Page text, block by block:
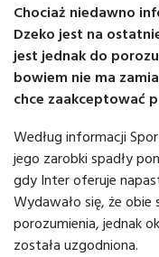
Chociaż niedawno
Dzeko jest na
jest jednak do
bowiem nie ma
chce zaakceptować
Według informacji
jego zarobki spadły
gdy Inter oferuje
Wydawało się, że
porozumienia, jednak
została uzgodniona.